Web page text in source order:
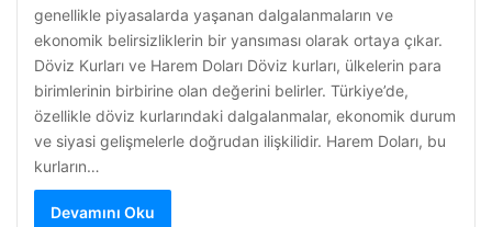
genellikle piyasalarda yaşanan dalgalanmaların ve
ekonomik belirsizliklerin bir yansıması olarak ortaya çıkar.
Döviz Kurları ve Harem Doları Döviz kurları, ülkelerin para
birimlerinin birbirine olan değerini belirler. Türkiye’de,
özellikle döviz kurlarındaki dalgalanmalar, ekonomik durum
ve siyasi gelişmelerle doğrudan ilişkilidir. Harem Doları, bu
kurların…
Devamını Oku